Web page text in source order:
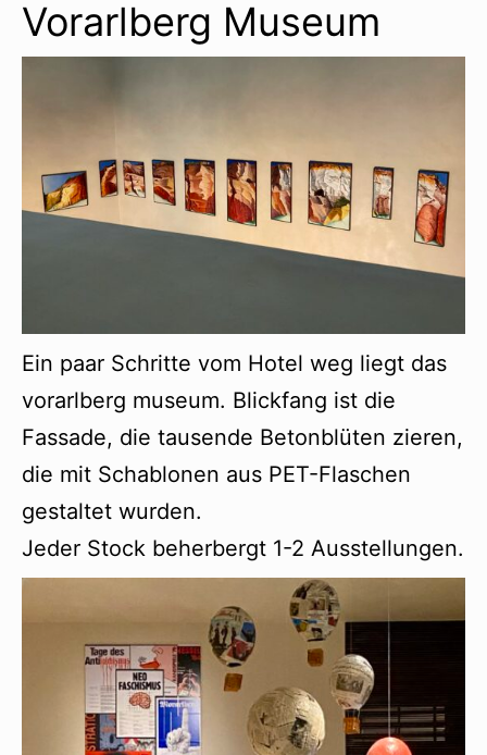
Vorarlberg Museum
Ein paar Schritte vom Hotel weg liegt das
vorarlberg museum. Blickfang ist die
Fassade, die tausende Betonblüten zieren,
die mit Schablonen aus PET-Flaschen
gestaltet wurden.
Jeder Stock beherbergt 1-2 Ausstellungen.